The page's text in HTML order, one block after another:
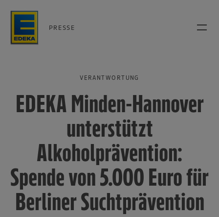
PRESSE
VERANTWORTUNG
EDEKA Minden-Hannover
unterstützt
Alkoholprävention:
Spende von 5.000 Euro für
Berliner Suchtprävention